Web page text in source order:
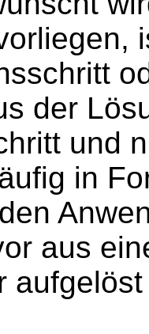
der
und
in
aus